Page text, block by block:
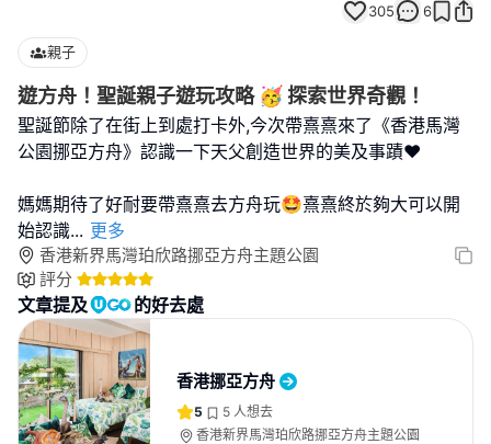
305 6
親子
遊方舟！聖誕親子遊玩攻略 🥳 探索世界奇觀！
聖誕節除了在街上到處打卡外,今次帶熹熹來了《香港馬灣
公園挪亞方舟》認識一下天父創造世界的美及事蹟❤️
媽媽期待了好耐要帶熹熹去方舟玩🤩熹熹終於夠大可以開
始認識... 更多
香港新界馬灣珀欣路挪亞方舟主題公園
評分
文章提及 的好去處
香港挪亞方舟
5 5 人想去
香港新界馬灣珀欣路挪亞方舟主題公園